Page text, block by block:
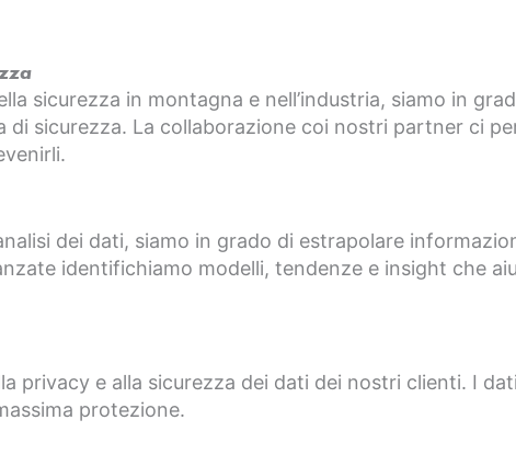
sicurezza in montagna e nell’industria, siamo in
sicurezza. La collaborazione coi nostri partner ci
dei dati, siamo in grado di estrapolare
identifichiamo modelli, tendenze e insight che
privacy e alla sicurezza dei dati dei nostri clienti. I
protezione.